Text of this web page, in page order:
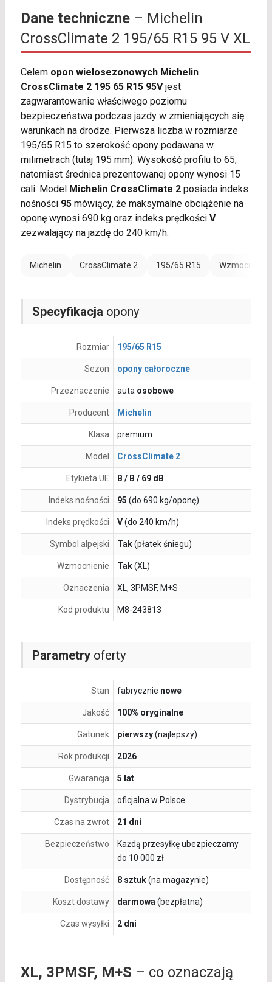
Dane techniczne– Michelin
CrossClimate 2 195/65 R15 95 V XL
Celem opon wielosezonowych Michelin
CrossClimate 2 195 65 R15 95Vjest
zagwarantowanie właściwego poziomu
bezpieczeństwa podczas jazdy w zmieniających się
warunkach na drodze. Pierwsza liczba w rozmiarze
195/65 R15 to szerokość opony podawana w
milimetrach (tutaj 195 mm). Wysokość profilu to 65,
natomiast średnica prezentowanej opony wynosi 15
cali. Model Michelin CrossClimate 2posiada indeks
nośności 95mówiący, że maksymalne obciążenie na
oponę wynosi 690 kg oraz indeks prędkości V
zezwalający na jazdę do 240 km/h.
Michelin CrossClimate 2 195/65 R15
Parametryoferty
Stan fabrycznie nowe
Jakość 100% oryginalne
Gatunek pierwszy(najlepszy)
Rok produkcji 2026
Gwarancja 5 lat
Dystrybucja oficjalna w Polsce
Czas na zwrot 21 dni
Bezpieczeństwo
Każdą przesyłkę ubezpieczamy
do 10 000 zł
Dostępność 8 sztuk(na magazynie)
Koszt dostawy darmowa (bezpłatna)
Czas wysyłki 2 dni
Specyfikacja opony
Rozmiar 195/65 R15
Sezon opony całoroczne
Przeznaczenie auta osobowe
Producent Michelin
Klasa premium
Model CrossClimate 2
Etykieta UE B / B / 69 dB
Indeks nośności 95 (do 690 kg/oponę)
Indeks prędkości V(do 240 km/h)
Symbol alpejski Tak(płatek śniegu)
Wzmocnienie Tak(XL)
Oznaczenia XL, 3PMSF, M+S
Kod produktu M8-243813
XL, 3PMSF, M+S – co oznaczają